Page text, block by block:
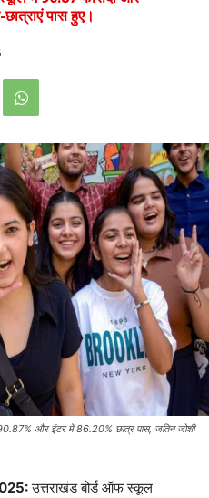
पास हुए।
और इंटर में 86.20% छात्र पास, जतिन जोशी
उत्तराखंड बोर्ड ऑफ स्कूल